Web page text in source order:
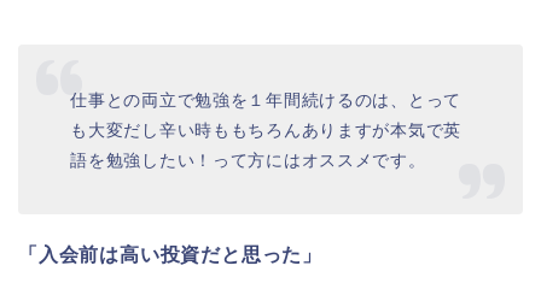
仕事との両立で勉強を１年間続けるのは、とって
も大変だし辛い時ももちろんありますが本気で英
語を勉強したい！って方にはオススメです。
「入会前は高い投資だと思った」